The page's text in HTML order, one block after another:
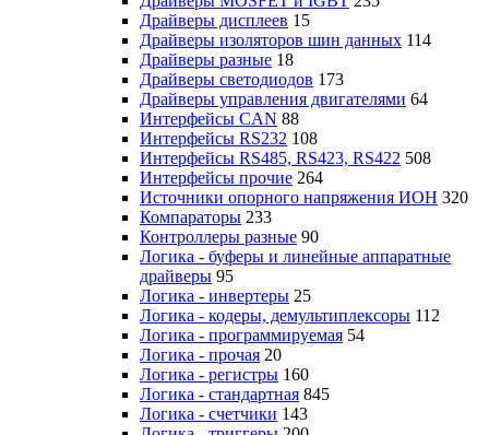
Драйверы дисплеев 15
Драйверы изоляторов шин данных 114
Драйверы разные 18
Драйверы светодиодов 173
Драйверы управления двигателями 64
Интерфейсы CAN 88
Интерфейсы RS232 108
Интерфейсы RS485, RS423, RS422 508
Интерфейсы прочие 264
Источники опорного напряжения ИОН 320
Компараторы 233
Контроллеры разные 90
Логика - буферы и линейные аппаратные
драйверы 95
Логика - инвертеры 25
Логика - кодеры, демультиплексоры 112
Логика - программируемая 54
Логика - прочая 20
Логика - регистры 160
Логика - стандартная 845
Логика - счетчики 143